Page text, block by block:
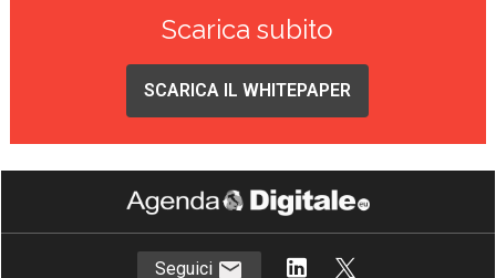
Scarica subito
SCARICA IL WHITEPAPER
Seguici